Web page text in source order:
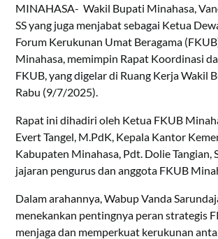
MINAHASA- Wakil Bupati Minahasa,
SS yang juga menjabat sebagai Ketua
Forum Kerukunan Umat Beragama
Minahasa, memimpin Rapat Koordinasi
FKUB, yang digelar di Ruang Kerja Wakil
Rabu (9/7/2025).
Rapat ini dihadiri oleh Ketua FKUB
Evert Tangel, M.PdK, Kepala Kantor
Kabupaten Minahasa, Pdt. Dolie Tangian,
jajaran pengurus dan anggota FKUB
Dalam arahannya, Wabup Vanda
menekankan pentingnya peran strategis
menjaga dan memperkuat kerukunan